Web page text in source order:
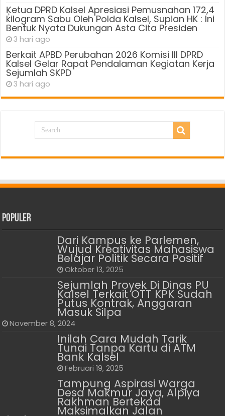
Ķetua DPRD Kalsel Apresiasi Pemusnahan 172,4
kilogram Sabu Oleh Polda Kalsel, Supian HK : Ini
Bentuk Nyata Dukungan Asta Cita Presiden
3 hari ago
Berkait APBD Perubahan 2026 Komisi III DPRD
Kalsel Gelar Rapat Pendalaman Kegiatan Kerja
Sejumlah SKPD
3 hari ago
Populer
Dari Kampus ke Parlemen,
Wujud Kreativitas Mahasiswa
Belajar Politik Secara Positif
Oktober 13, 2025
Sejumlah Proyek Di Dinas PU
Kalsel Terkait OTT KPK Sudah
Putus Kontrak, Anggaran
Masuk Silpa
November 8, 2024
Inilah Cara Mudah Tarik
Tunai Tanpa Kartu di ATM
Bank Kalsel
Februari 19, 2025
Tampung Aspirasi Warga
Desa Makmur Jaya, Alpiya
Rakhman Bertekad
Maksimalkan Jalan